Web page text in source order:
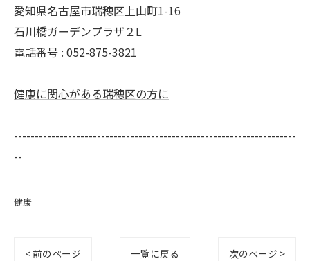
愛知県名古屋市瑞穂区上山町1-16
石川橋ガーデンプラザ２L
電話番号 : 052-875-3821
健康に関心がある瑞穂区の方に
--------------------------------------------------------------------
--
健康
< 前のページ 一覧に戻る 次のページ >